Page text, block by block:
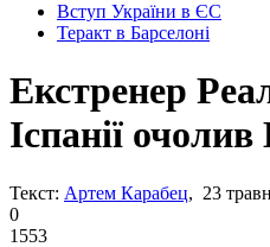
Вступ України в ЄС
Теракт в Барселоні
Екстренер
Іспанії
Текст: Артем Карабец, 23
0
1553